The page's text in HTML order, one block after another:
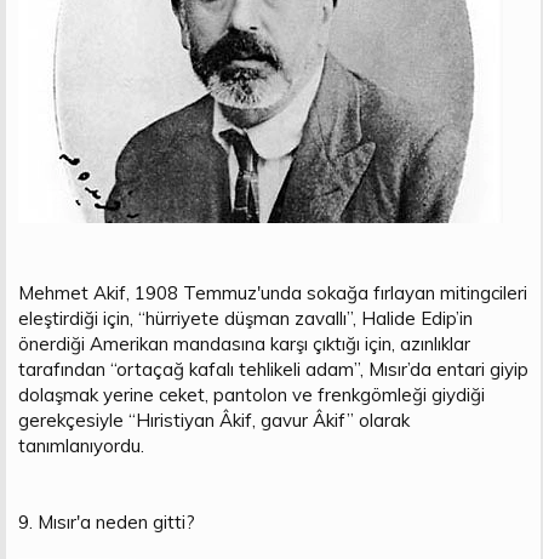
Mehmet Akif, 1908 Temmuz'unda sokağa fırlayan mitingcileri
eleştirdiği için, “hürriyete düşman zavallı”, Halide Edip’in
önerdiği Amerikan mandasına karşı çıktığı için, azınlıklar
tarafından “ortaçağ kafalı tehlikeli adam”, Mısır’da entari giyip
dolaşmak yerine ceket, pantolon ve frenkgömleği giydiği
gerekçesiyle “Hıristiyan Âkif, gavur Âkif” olarak
tanımlanıyordu.
9. Mısır'a neden gitti?